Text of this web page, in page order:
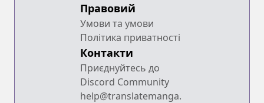
Правовий
Умови та умови
Політика приватності
Контакти
Приєднуйтесь до
Discord Community
help@translatemanga.